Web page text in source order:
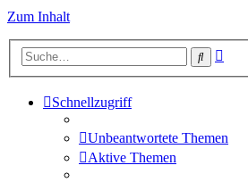
Zum Inhalt
Suche
Schnellzugriff
Unbeantwortete Themen
Aktive Themen